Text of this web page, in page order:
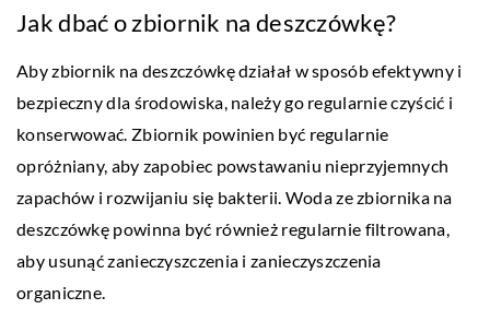
Jak dbać o zbiornik na deszczówkę?
Aby zbiornik na deszczówkę działał w sposób efektywny i
bezpieczny dla środowiska, należy go regularnie czyścić i
konserwować. Zbiornik powinien być regularnie
opróżniany, aby zapobiec powstawaniu nieprzyjemnych
zapachów i rozwijaniu się bakterii. Woda ze zbiornika na
deszczówkę powinna być również regularnie filtrowana,
aby usunąć zanieczyszczenia i zanieczyszczenia
organiczne.